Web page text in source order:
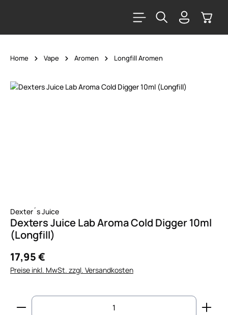
Home Vape Aromen Longfill Aromen
Bildergalerie überspringen
Dexter´s Juice
Dexters Juice Lab Aroma Cold Digger 10ml
(Longfill)
17,95 €
Preise inkl. MwSt. zzgl. Versandkosten
Produkt Anzahl: Gib den gewünschten Wert